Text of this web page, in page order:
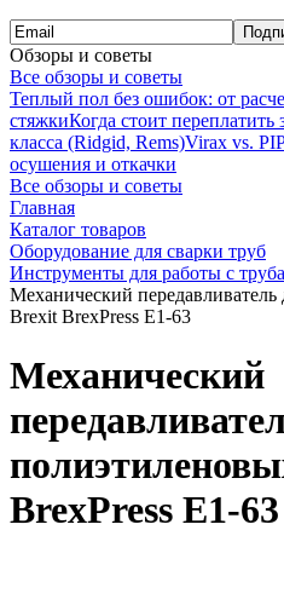
Обзоры и советы
Все обзоры и советы
Теплый пол без ошибок: от
стяжкиКогда стоит
класса (Ridgid, Rems)Virax vs.
осушения и откачки
Все обзоры и советы
Главная
Каталог товаров
Оборудование для сварки труб
Инструменты для работы с
Механический
Brexit BrexPress Е1-63
Механический
BrexPress Е1-63